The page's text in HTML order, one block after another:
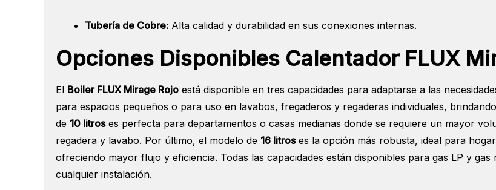
Tubería de Cobre: Alta calidad y durabilidad en sus conexiones internas.
Opciones Disponibles Calentador FLUX
El Boiler FLUX Mirage Rojo está disponible en tres capacidades para adaptarse a las
para espacios pequeños o para uso en lavabos, fregaderos y regaderas individuales,
de 10 litroses perfecta para departamentos o casas medianas donde se requiere un mayor
regadera y lavabo. Por último, el modelo de 16 litroses la opción más robusta, ideal para
ofreciendo mayor flujo y eficiencia. Todas las capacidades están disponibles para gas LP y
cualquier instalación.